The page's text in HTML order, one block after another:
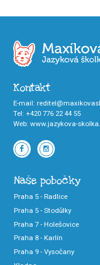
Kontakt
E-mail:
Tel: +420 776 22 44 55
Web: www.jazykova-
Naše pobočky
Praha 5 - Radlice
Praha 5 - Stodůlky
Praha 7 - Holešovice
Praha 8 - Karlín
Praha 9 - Vysočany